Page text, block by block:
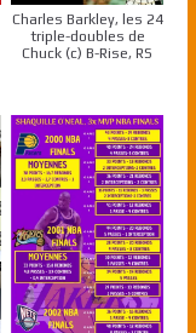
Charles Barkley, les 24
triple-doubles de
Chuck (c) B-Rise, RS